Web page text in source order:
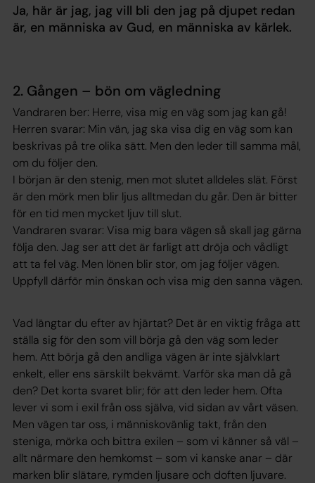
Ja, här är jag, jag vill bli den jag på djupet redan
är, en människa av Gud, en människa av kärlek.
2. Gången – bön om vägledning
Vandraren ber: Herre, visa mig en väg som jag kan gå!
Herren svarar: Min vän, jag ska visa dig en väg som kan
beskrivas på tre olika sätt. Men den leder till samma mål,
om du följer den.
I början är den stenig, men mot slutet alldeles slät. Först
är den mörk men blir ljus alltmedan du går. Den är bitter
för en tid men mycket ljuv till slut.
Vandraren svarar: Visa mig bara vägen så skall jag gärna
följa den. Jag ser att det är farligt att dröja och vådligt
att ta fel väg. Men lönen blir stor, om jag följer vägen.
Uppfyll därför min önskan och visa mig den sanna vägen.
Vad längtar du efter av hjärtat? Det är en viktig fråga att
ställa sig för den som vill börja gå den väg som leder
hem. Att börja gå den andliga vägen är inte självklart
enkelt, eller ens särskilt bekvämt. Varför ska man då gå
den? Det korta svaret blir; för att den leder hem. Ofta
lever vi som i exil från oss själva, vid sidan av vårt väsen.
Men vägen tar oss, i människovänlig takt, från den
steniga, mörka och bittra exilen – som vi känner så väl –
allt närmare den hemkomst – som vi kanske anar – där
marken blir slätare, rymden ljusare och doften ljuvare.